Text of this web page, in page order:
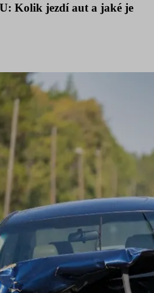
Kolik jezdí aut a jaké je